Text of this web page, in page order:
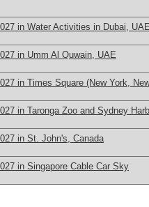
in Water Activities in Dubai,
in Umm Al Quwain, UAE
in Times Square (New York,
in Taronga Zoo and Sydney
in St. John's, Canada
in Singapore Cable Car Sky